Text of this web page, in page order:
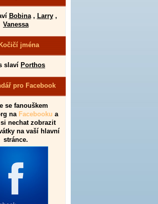
Bobina, Larry,
Vanessa
Kočičí jména
slaví Porthos
pro Facebook
se fanouškem
na Facebooku a
nechat zobrazit
na vaší hlavní
stránce.